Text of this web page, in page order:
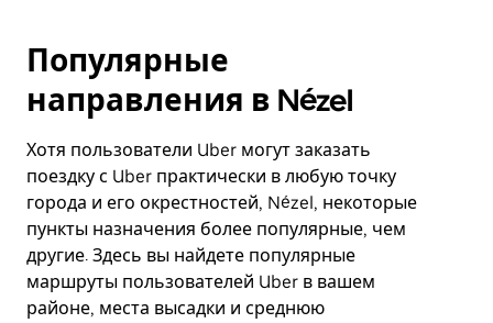
Популярные
направления в Nézel
Хотя пользователи Uber могут заказать
поездку с Uber практически в любую точку
города и его окрестностей, Nézel, некоторые
пункты назначения более популярные, чем
другие. Здесь вы найдете популярные
маршруты пользователей Uber в вашем
районе, места высадки и среднюю